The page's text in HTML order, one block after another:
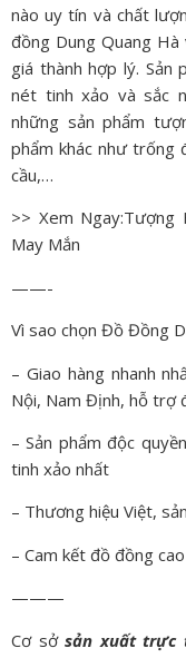
nào uy tín và chất
đồng Dung Quang
giá thành hợp lý.
nét tinh xảo và sắc
những sản phẩm
phẩm khác như trống
cầu,…
>> Xem Ngay:Tượng
May Mắn
——-
Vì sao chọn Đồ Đồng
– Giao hàng nhanh
Nội, Nam Định, hỗ trợ
– Sản phẩm độc
tinh xảo nhất
– Thương hiệu Việt,
– Cam kết đồ đồng
———
Cơ sởsản xuất trực